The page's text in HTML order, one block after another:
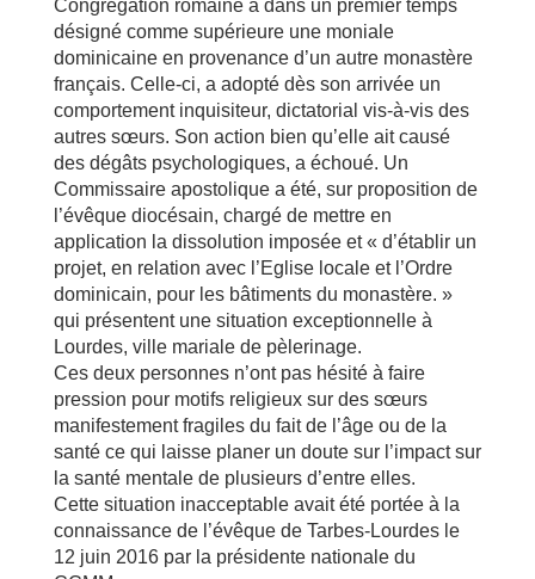
Congrégation romaine a dans un premier temps
désigné comme supérieure une moniale
dominicaine en provenance d’un autre monastère
français. Celle-ci, a adopté dès son arrivée un
comportement inquisiteur, dictatorial vis-à-vis des
autres sœurs. Son action bien qu’elle ait causé
des dégâts psychologiques, a échoué. Un
Commissaire apostolique a été, sur proposition de
l’évêque diocésain, chargé de mettre en
application la dissolution imposée et « d’établir un
projet, en relation avec l’Eglise locale et l’Ordre
dominicain, pour les bâtiments du monastère. »
qui présentent une situation exceptionnelle à
Lourdes, ville mariale de pèlerinage.
Ces deux personnes n’ont pas hésité à faire
pression pour motifs religieux sur des sœurs
manifestement fragiles du fait de l’âge ou de la
santé ce qui laisse planer un doute sur l’impact sur
la santé mentale de plusieurs d’entre elles.
Cette situation inacceptable avait été portée à la
connaissance de l’évêque de Tarbes-Lourdes le
12 juin 2016 par la présidente nationale du